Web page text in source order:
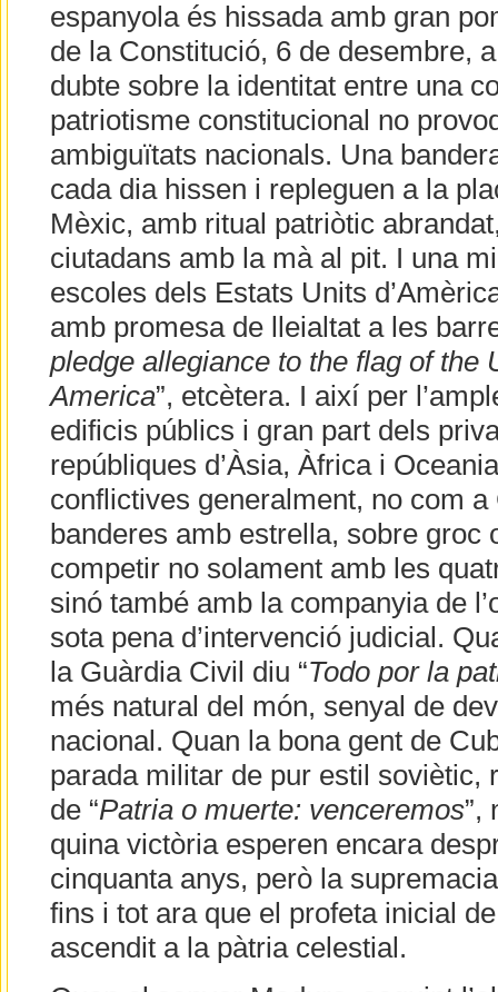
espanyola és hissada amb gran
de la Constitució, 6 de desembre,
dubte sobre la identitat entre una
patriotisme constitucional no
ambiguïtats nacionals. Una
cada dia hissen i repleguen a la
Mèxic, amb ritual patriòtic
ciutadans amb la mà al pit. I una
escoles dels Estats Units
amb promesa de lleialtat a les
pledge allegiance to the flag of the
America”, etcètera. I així per
edificis públics i gran part dels
repúbliques d’Àsia, Àfrica i
conflictives generalment, no com
banderes amb estrella, sobre groc
competir no solament amb les
sinó també amb la companyia de
sota pena d’intervenció judicial.
la Guàrdia Civil diu “Todo por la
més natural del món, senyal de
nacional. Quan la bona gent de
parada militar de pur estil soviètic,
de “Patria o muerte: venceremos”,
quina victòria esperen encara
cinquanta anys, però la
fins i tot ara que el profeta inicial
ascendit a la pàtria celestial.